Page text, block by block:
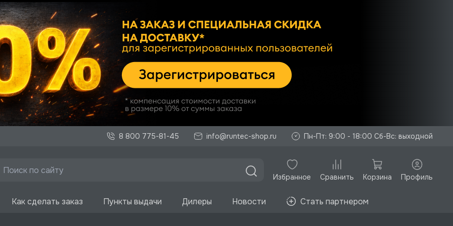
8 800 775-81-45 info@runtec-shop.ru Пн-Пт: 9:00 - 18:00 Сб-Вс: выходной
Избранное Сравнить Корзина Профиль
Как сделать заказ Пункты выдачи Дилеры Новости Стать партнером